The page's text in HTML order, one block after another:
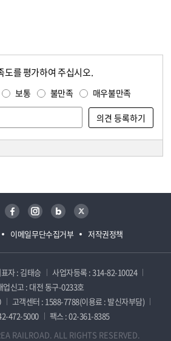
도를 평가하여 주십시오.
보통 불만족 매우불만족
이메일무단수집거부 저작권정책
페이스북 인스타그램 블로그 트위터
자 : 김태승
사업자등록 : 314-82-10024
업신고 : 대전 동구-0233호
고객센터 : 1588-7788(이용료 : 발신자부담)
472-5000
팩스 : 02-361-8385
RAILROAD. ALL RIGHTS RESERVED.